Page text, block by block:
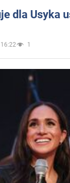
dla Usyka
1